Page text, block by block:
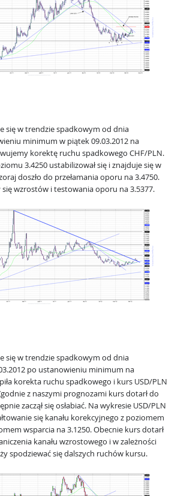
się w trendzie spadkowym od dnia
minimum w piątek 09.03.2012 na
korektę ruchu spadkowego CHF/PLN.
3.4250 ustabilizował się i znajduje się w
doszło do przełamania oporu na 3.4750.
wzrostów i testowania oporu na 3.5377.
się w trendzie spadkowym od dnia
po ustanowieniu minimum na
korekta ruchu spadkowego i kurs USD/PLN
z naszymi prognozami kurs dotarł do
zaczął się osłabiać. Na wykresie USD/PLN
się kanału korekcyjnego z poziomem
wsparcia na 3.1250. Obecnie kurs dotarł
kanału wzrostowego i w zależności
spodziewać się dalszych ruchów kursu.